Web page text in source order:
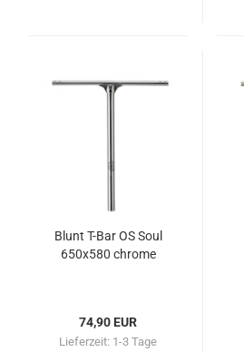
Blunt T-Bar OS Soul
650x580 chrome
74,90 EUR
Lieferzeit: 1-3 Tage